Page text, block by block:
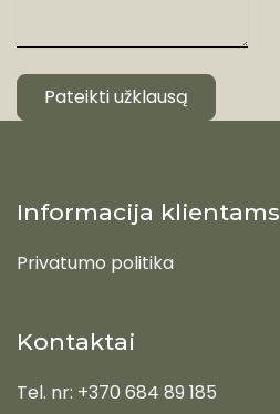
Pateikti užklausą
Kontaktai
Tel. nr: +370 684 89 185
Informacija klientams
Privatumo politika